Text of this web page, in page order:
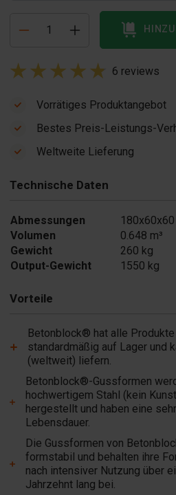
6 reviews
Formliner
Hinzufügen
Vorrätiges Produktangebot
Bestes Preis-Leistungs-
Weltweite Lieferung
Technische Daten
Abmessungen
Volumen
0.648 m³
Gewicht
260 kg
Output-Gewicht
1550 kg
Vorteile
Betonblock® hat alle Produkte
standardmäßig auf Lager und
(weltweit) liefern.
Betonblock®-Gussformen
hochwertigem Stahl (kein
hergestellt und haben eine
Lebensdauer.
Die Gussformen von
formstabil und behalten ihre
nach intensiver Nutzung über
Jahrzehnt lang bei.